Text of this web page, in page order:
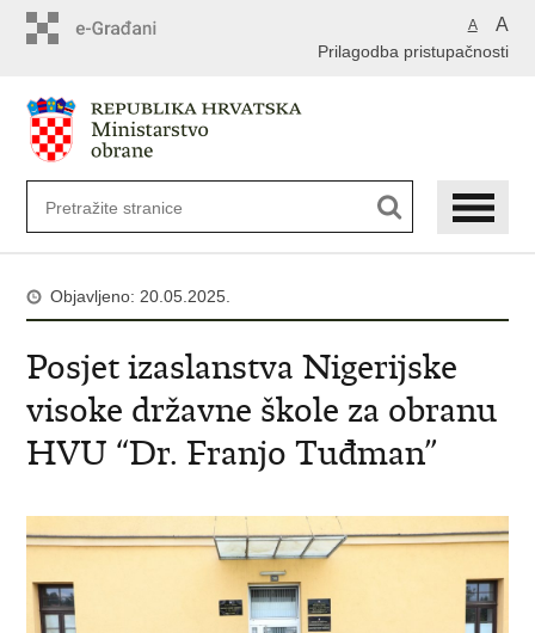
A A
Prilagodba pristupačnosti
Objavljeno: 20.05.2025.
Posjet izaslanstva Nigerijske
visoke državne škole za obranu
HVU “Dr. Franjo Tuđman”